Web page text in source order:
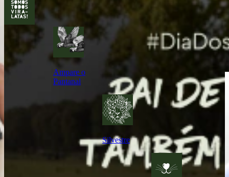
Ampare o
Pantanal
Silvestre